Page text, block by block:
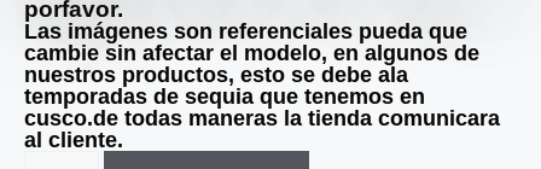
porfavor.
Las imágenes son referenciales pueda que
cambie sin afectar el modelo, en algunos de
nuestros productos, esto se debe ala
temporadas de sequia que tenemos en
cusco.de todas maneras la tienda comunicara
al cliente.